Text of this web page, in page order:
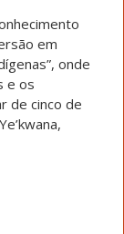
em
onde
e os
de cinco de